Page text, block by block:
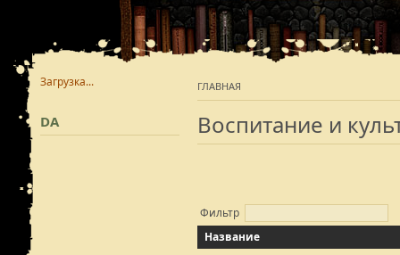
ГЛАВНАЯ
Воспитание и
Фильтр
Название
Загрузка...
DA